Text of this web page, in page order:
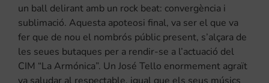
un ball delirant amb un rock beat: convergència i
sublimació. Aquesta apoteosi final, va ser el que va
fer que de nou el nombrós públic present, s’alçara de
les seues butaques per a rendir-se a l’actuació del
CIM “La Armónica”. Un José Tello enormement agraït